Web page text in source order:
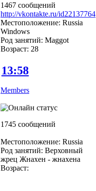
1467 сообщений
http://vkontakte.ru/id22137764
Местоположение: Russia
Windows
Род занятий: Maggot
Возраст: 28
13:58
Members
1745 сообщений
Местоположение: Russia
Род занятий: Верховный
жрец Жнахен - жнахена
Возраст: